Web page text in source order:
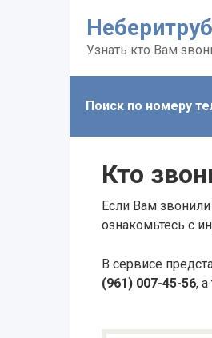
Узнать кто Вам
Поиск по номеру
Кто
Если Вам
ознакомьтесь с
В сервисе
(961) 007-45-56,